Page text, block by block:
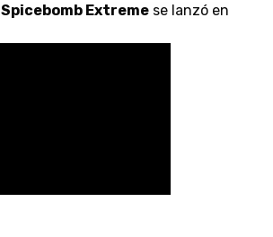
Spicebomb Extremese lanzó en